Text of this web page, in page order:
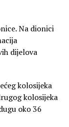
Na dionici
dijelova
kolosijeka
kolosijeka
oko 36